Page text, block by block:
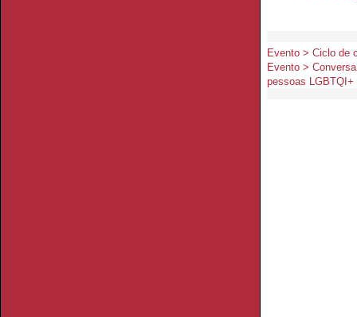
Evento > Ciclo de
Evento >
pessoas